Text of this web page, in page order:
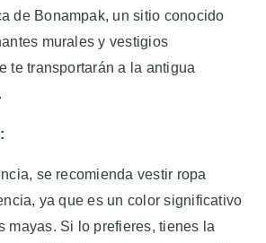
de Bonampak, un sitio conocido
murales y vestigios
te transportarán a la antigua
se recomienda vestir ropa
ya que es un color significativo
mayas. Si lo prefieres, tienes la